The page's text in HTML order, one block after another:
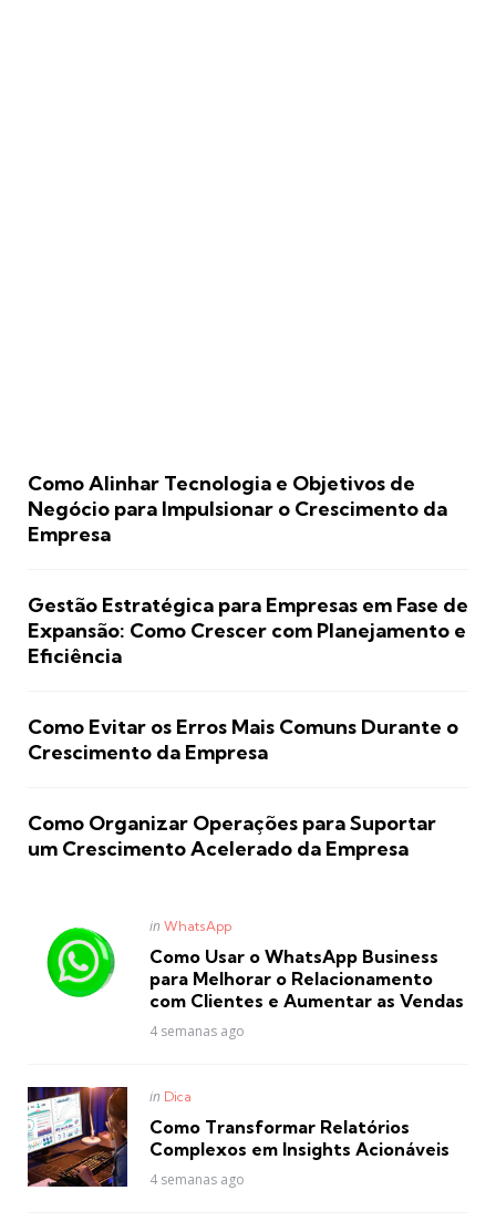
Como Alinhar Tecnologia e Objetivos de
Negócio para Impulsionar o Crescimento da
Empresa
Gestão Estratégica para Empresas em Fase de
Expansão: Como Crescer com Planejamento e
Eficiência
Como Evitar os Erros Mais Comuns Durante o
Crescimento da Empresa
Como Organizar Operações para Suportar
um Crescimento Acelerado da Empresa
Posted
in WhatsApp
Como Usar o WhatsApp Business
para Melhorar o Relacionamento
com Clientes e Aumentar as Vendas
4 semanas ago
Posted
in Dica
Como Transformar Relatórios
Complexos em Insights Acionáveis
4 semanas ago